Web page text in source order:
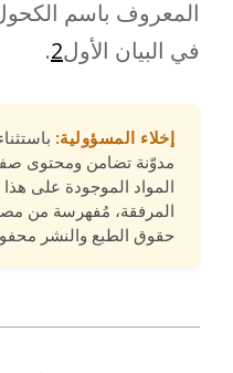
المعروف باسم
في البيان الأول2
.
إخلاء المسؤولية:
مدوّنة تضامن ومحتوى
المواد الموجودة على
المرفقة، مُفهرسة من
حقوق الطبع والنشر